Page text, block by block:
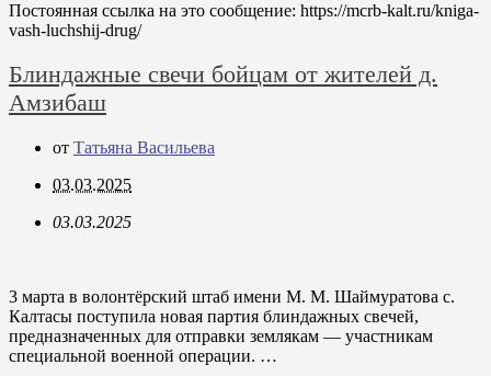
Постоянная ссылка на это сообщение: https://mcrb-kalt.ru/kniga-
vash-luchshij-drug/
Блиндажные свечи бойцам от жителей д.
Амзибаш
от Татьяна Васильева
03.03.2025
03.03.2025
3 марта в волонтёрский штаб имени М. М. Шаймуратова с.
Калтасы поступила новая партия блиндажных свечей,
предназначенных для отправки землякам — участникам
специальной военной операции. …